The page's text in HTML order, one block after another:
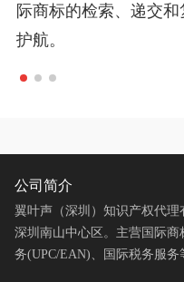
平台入驻策划等，为
门。
际商标的检索、递交
护航。
UPC、EAN应用和
助力。
平台入驻策划等，为
门。
际商标的检索、递交
护航。
公司简介
翼叶声（深圳）知识产权代理
深圳南山中心区。主营国际
务(UPC/EAN)、国际税务服务